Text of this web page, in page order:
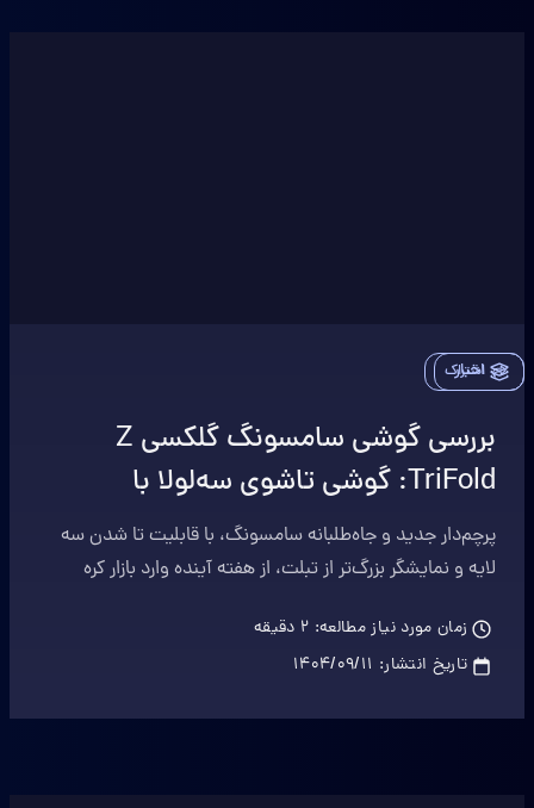
اخبار
اشتراک
بررسی گوشی سامسونگ گلکسی Z
TriFold: گوشی تاشوی سه‌لولا با
نمایشگر ۱۰ اینچی!
پرچم‌دار جدید و جاه‌طلبانه سامسونگ، با قابلیت تا شدن سه
لایه و نمایشگر بزرگ‌تر از تبلت، از هفته آینده وارد بازار کره
زمان مورد نیاز مطالعه: 2 دقیقه
تاریخ انتشار: ۱۴۰۴/۰۹/۱۱